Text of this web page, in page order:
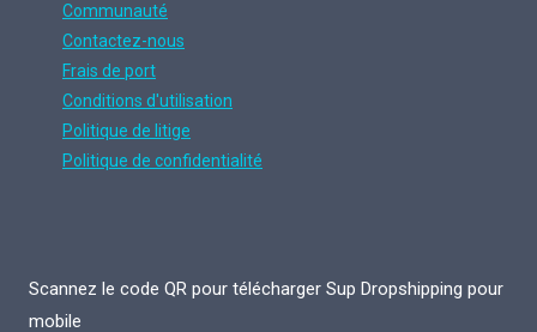
Communauté
Contactez-nous
Frais de port
Conditions d'utilisation
Politique de litige
Politique de confidentialité
Scannez le code QR pour télécharger Sup Dropshipping pour
mobile